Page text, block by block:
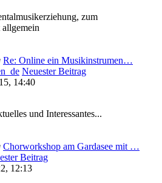
zum
Re: Online ein Musikinstrumen…
Neuester Beitrag
14:40
und Interessantes...
Chorworkshop am Gardasee mit …
Beitrag
12:13